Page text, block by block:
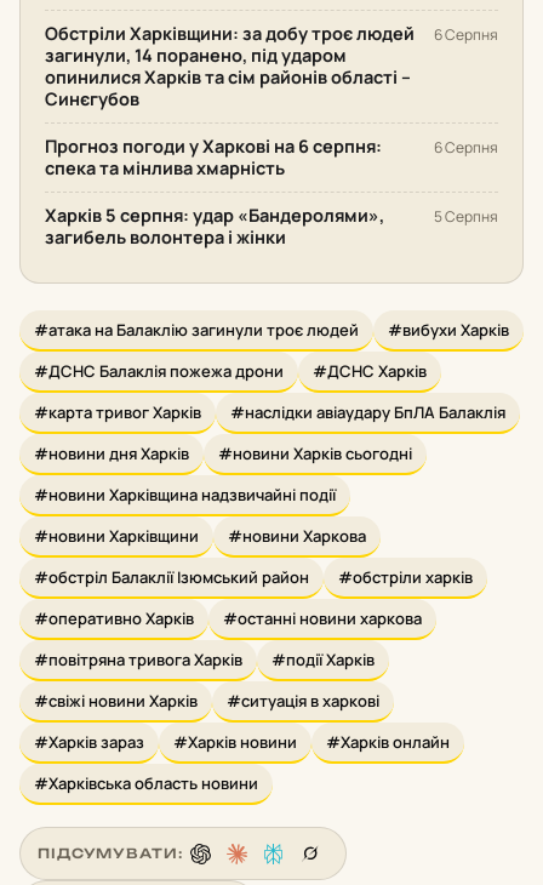
Обстріли Харківщини: за добу троє людей
загинули, 14 поранено, під ударом
опинилися Харків та сім районів області –
Синєгубов
6 Серпня
Прогноз погоди у Харкові на 6 серпня:
спека та мінлива хмарність
6 Серпня
Харків 5 серпня: удар «Бандеролями»,
загибель волонтера і жінки
5 Серпня
#атака на Балаклію загинули троє людей
#вибухи Харків
#ДСНС Балаклія пожежа дрони
#ДСНС Харків
#карта тривог Харків
#наслідки авіаудару БпЛА Балаклія
#новини дня Харків
#новини Харків сьогодні
#новини Харківщина надзвичайні події
#новини Харківщини
#новини Харкова
#обстріл Балаклії Ізюмський район
#обстріли харків
#оперативно Харків
#останні новини харкова
#повітряна тривога Харків
#події Харків
#свіжі новини Харків
#ситуація в харкові
#Харків зараз
#Харків новини
#Харків онлайн
#Харківська область новини
ПІДСУМУВАТИ: